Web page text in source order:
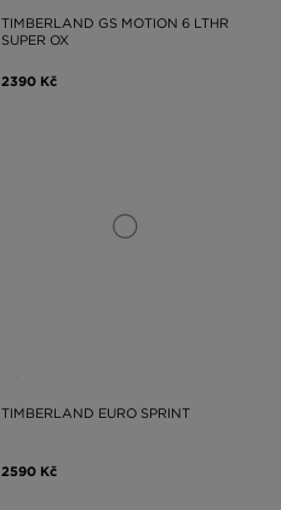
TIMBERLAND GS MOTION 6 LTHR
SUPER OX
2390 Kč
TIMBERLAND EURO SPRINT
2590 Kč